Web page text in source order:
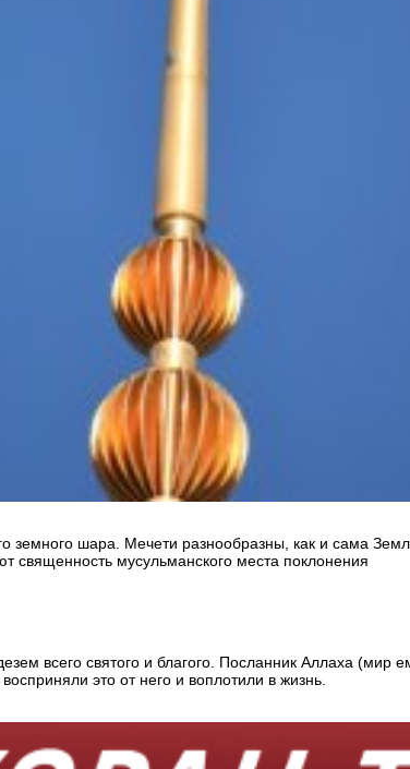
шара. Мечети разнообразны, как и сама
священность мусульманского места поклонения
всего святого и благого. Посланник Аллаха (мир
это от него и воплотили в жизнь.